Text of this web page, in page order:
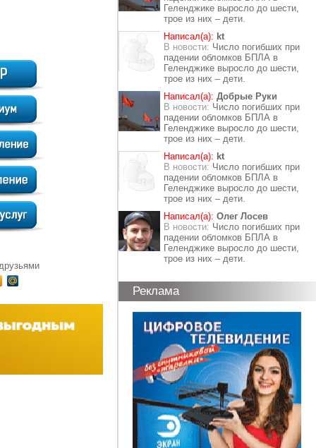
Геленджике выросло до шести,
трое из них – дети.
Написал(а): kt
В новости: Число погибших при
падении обломков БПЛА в
Геленджике выросло до шести,
трое из них – дети.
Написал(а): Добрые Руки
В новости: Число погибших при
падении обломков БПЛА в
Геленджике выросло до шести,
трое из них – дети.
Написал(а): kt
В новости: Число погибших при
падении обломков БПЛА в
Геленджике выросло до шести,
трое из них – дети.
Написал(а): Олег Лосев
В новости: Число погибших при
падении обломков БПЛА в
Геленджике выросло до шести,
трое из них – дети.
Реклама